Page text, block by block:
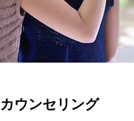
ウンセリング